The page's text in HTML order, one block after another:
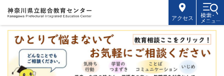
アクセス